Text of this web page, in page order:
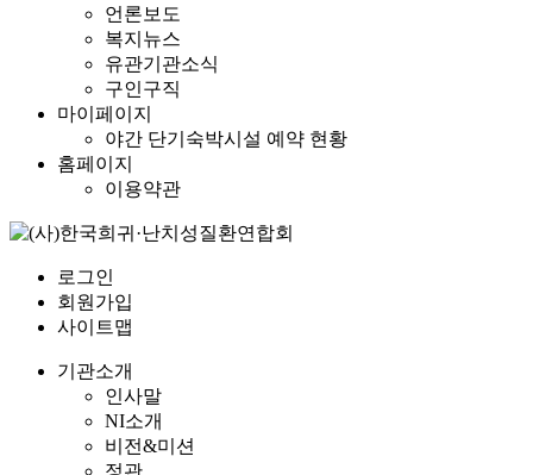
언론보도
복지뉴스
유관기관소식
구인구직
마이페이지
야간 단기숙박시설 예약 현황
홈페이지
이용약관
로그인
회원가입
사이트맵
기관소개
인사말
NI소개
비전&미션
정관